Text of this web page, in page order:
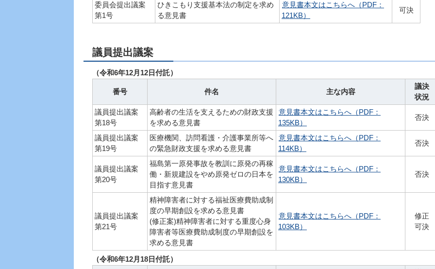
委員会提出議案
第1号
ひきこもり支援基本法の制定を求め
る意見書
意見書本文はこちらへ（PDF：
121KB）
可決
議員提出議案
（令和6年12月12日付託）
番号 件名 主な内容
議決
状況
議員提出議案
第18号
高齢者の生活を支えるための財政支援
を求める意見書
意見書本文はこちらへ（PDF：
135KB）
否決
議員提出議案
第19号
医療機関、訪問看護・介護事業所等へ
の緊急財政支援を求める意見書
意見書本文はこちらへ（PDF：
114KB）
否決
議員提出議案
第20号
福島第一原発事故を教訓に原発の再稼
働・新規建設をやめ原発ゼロの日本を
目指す意見書
意見書本文はこちらへ（PDF：
130KB）
否決
議員提出議案
第21号
精神障害者に対する福祉医療費助成制
度の早期創設を求める意見書
(修正案)精神障害者に対する重度心身
障害者等医療費助成制度の早期創設を
求める意見書
意見書本文はこちらへ（PDF：
103KB）
修正
可決
（令和6年12月18日付託）